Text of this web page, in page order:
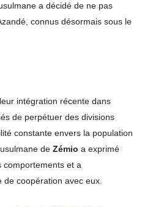
a décidé de ne pas
connus désormais sous le
intégration récente dans
de perpétuer des divisions
constante envers la population
de Zémio a exprimé
comportements et a
de coopération avec eux.